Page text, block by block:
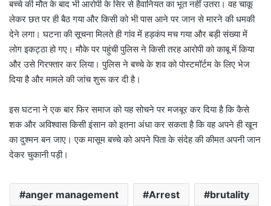
बच्चे की मौत के बाद भी आरोपी के सिर से हैवानियत का भूत नहीं उतरा। वह चाकू
लेकर छत पर ही बैठ गया और किसी को भी पास आने पर जान से मारने की धमकी
देने लगा। घटना की सूचना मिलते ही गांव में हड़कंप मच गया और बड़ी संख्या में
लोग इकट्ठा हो गए। मौके पर पहुंची पुलिस ने किसी तरह आरोपी को काबू में किया
और उसे गिरफ्तार कर लिया। पुलिस ने बच्चे के शव को पोस्टमॉर्टम के लिए भेज
दिया है और मामले की जांच शुरू कर दी है।
इस घटना ने एक बार फिर समाज को यह सोचने पर मजबूर कर दिया है कि कैसे
शक और अविश्वास किसी इंसान को इतना अंधा कर सकता है कि वह अपने ही खून
का दुश्मन बन जाए। एक मासूम बच्चे को अपने पिता के संदेह की कीमत अपनी जान
देकर चुकानी पड़ी।
anger management Arrest brutality